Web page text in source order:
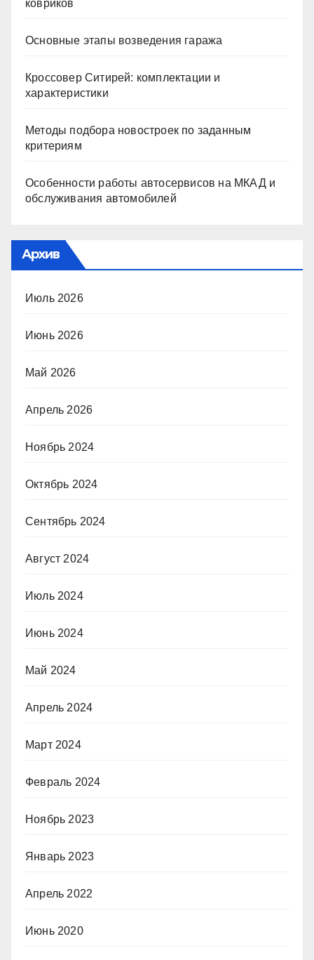
ковриков
Основные этапы возведения гаража
Кроссовер Ситирей: комплектации и
характеристики
Методы подбора новостроек по заданным
критериям
Особенности работы автосервисов на МКАД и
обслуживания автомобилей
Архив
Июль 2026
Июнь 2026
Май 2026
Апрель 2026
Ноябрь 2024
Октябрь 2024
Сентябрь 2024
Август 2024
Июль 2024
Июнь 2024
Май 2024
Апрель 2024
Март 2024
Февраль 2024
Ноябрь 2023
Январь 2023
Апрель 2022
Июнь 2020